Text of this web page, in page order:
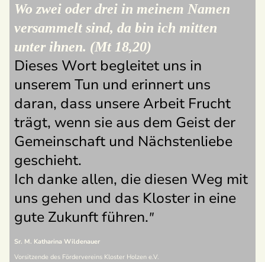
Wo zwei oder drei in meinem Namen
versammelt sind, da bin ich mitten
unter ihnen. (Mt 18,20)
Dieses Wort begleitet uns in
unserem Tun und erinnert uns
daran, dass unsere Arbeit Frucht
trägt, wenn sie aus dem Geist der
Gemeinschaft und Nächstenliebe
geschieht.
Ich danke allen, die diesen Weg mit
uns gehen und das Kloster in eine
gute Zukunft führen."
Sr. M. Katharina Wildenauer
Vorsitzende des Fördervereins Kloster Holzen e.V.